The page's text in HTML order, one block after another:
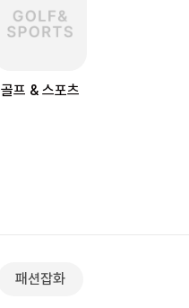
골프 & 스포츠
패션잡화